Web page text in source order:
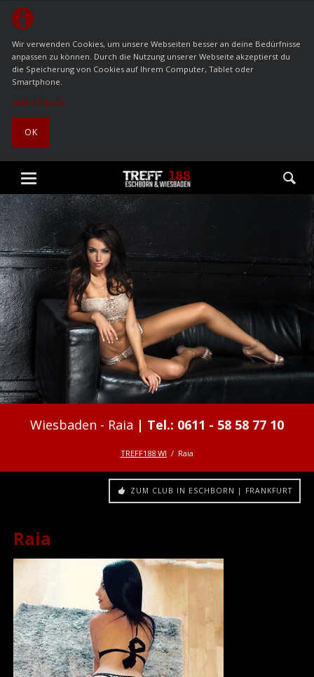
Wir verwenden Cookies, um unsere Webseiten besser an deine Bedürfnisse
anpassen zu können. Durch die Nutzung unserer Webseite akzeptierst du
die Speicherung von Cookies auf Ihrem Computer, Tablet oder
Smartphone.
Mehr Details
OK
Raia
TREFF188 WI Raia
ZUM CLUB IN ESCHBORN | FRANKFURT
Raia